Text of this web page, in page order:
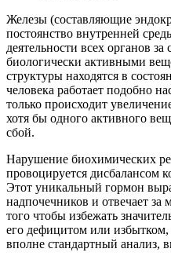
Железы (составляющие
постоянство внутренней
деятельности всех органов
биологически активными
структуры находятся в
человека работает подобно
только происходит
хотя бы одного активного
сбой.
Нарушение биохимических
провоцируется дисбалансом
Этот уникальный гормон
надпочечников и отвечает
того чтобы избежать
его дефицитом или
вполне стандартный анализ,